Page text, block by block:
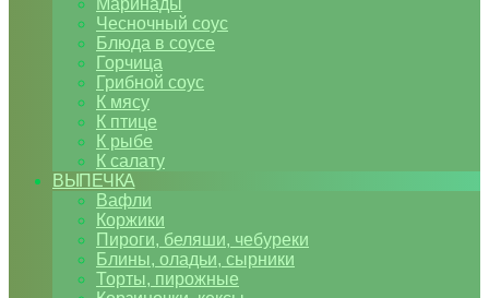
Маринады
Чесночный соус
Блюда в соусе
Горчица
Грибной соус
К мясу
К птице
К рыбе
К салату
ВЫПЕЧКА
Вафли
Коржики
Пироги, беляши, чебуреки
Блины, оладьи, сырники
Торты, пирожные